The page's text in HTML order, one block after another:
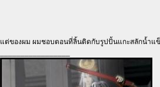
แต่ของผม ผมชอบตอนที่ลิ้นติดกับรูปปั้นแกะสลักน้ำแ